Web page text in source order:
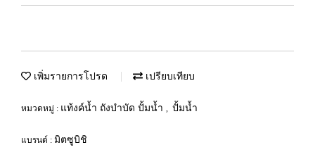
เพิ่มรายการโปรด เปรียบเทียบ
หมวดหมู่ : แท้งค์น้ำ ถังบำบัด ปั้มน้ำ , ปั้มน้ำ
แบรนด์ : มิตซูบิชิ